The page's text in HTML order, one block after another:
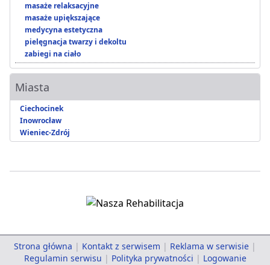
masaże relaksacyjne
masaże upiększające
medycyna estetyczna
pielęgnacja twarzy i dekoltu
zabiegi na ciało
Miasta
Ciechocinek
Inowrocław
Wieniec-Zdrój
Strona główna | Kontakt z serwisem | Reklama w serwisie |
Regulamin serwisu | Polityka prywatności | Logowanie